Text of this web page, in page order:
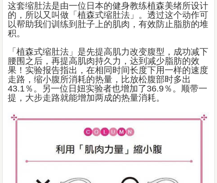
这套缩肚法是由一位日本的健身教练植森美绪所设计
的，所以又叫做「植森式缩肚法」。透过这个动作可
以帮助我们训练到肚子上的肌肉，有效防止脂肪的堆
积。
「植森式缩肚法」是先提高肌力改变腹型，成功减下
腰围之后，再提高肌肉持久力，达到减少脂肪的效
果！实验报告指出，在相同时间长度下用一样的速度
走路，缩小腹所消耗的热量，比放松腹部时多出
43.1％。另一位日妞实验者也增加了36.9％。顺带一
提，大步走路就能增加两成的热量消耗。